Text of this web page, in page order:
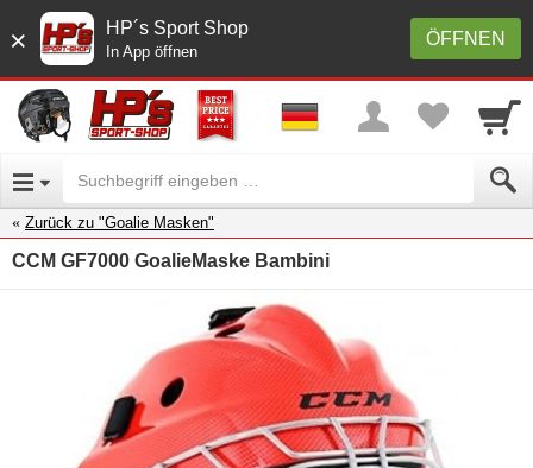
× ÖFFNEN
HP´s Sport Shop
In App öffnen
Zurück zu "Goalie Masken"
CCM GF7000 GoalieMaske Bambini